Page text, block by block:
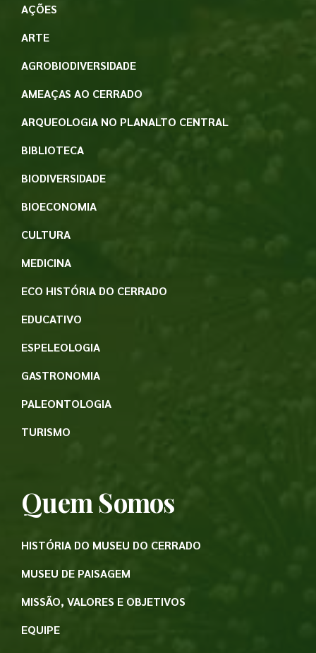
AÇÕES
ARTE
AGROBIODIVERSIDADE
AMEAÇAS AO CERRADO
ARQUEOLOGIA NO PLANALTO CENTRAL
BIBLIOTECA
BIODIVERSIDADE
BIOECONOMIA
CULTURA
MEDICINA
ECO HISTÓRIA DO CERRADO
EDUCATIVO
ESPELEOLOGIA
GASTRONOMIA
PALEONTOLOGIA
TURISMO
Quem Somos
HISTÓRIA DO MUSEU DO CERRADO
MUSEU DE PAISAGEM
MISSÃO, VALORES E OBJETIVOS
EQUIPE